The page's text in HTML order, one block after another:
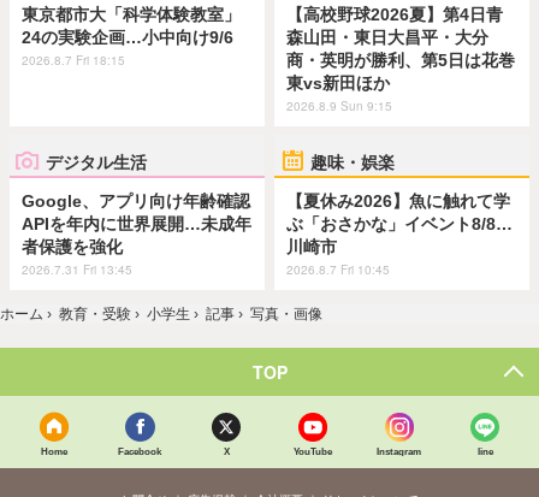
東京都市大「科学体験教室」
24の実験企画…小中向け9/6
2026.8.7 Fri 18:15
【高校野球2026夏】第4日青
森山田・東日大昌平・大分
商・英明が勝利、第5日は花巻
東vs新田ほか
2026.8.9 Sun 9:15
デジタル生活
Google、アプリ向け年齢確認
APIを年内に世界展開…未成年
者保護を強化
2026.7.31 Fri 13:45
趣味・娯楽
【夏休み2026】魚に触れて学
ぶ「おさかな」イベント8/8…
川崎市
2026.8.7 Fri 10:45
ホーム › 教育・受験 › 小学生 › 記事 › 写真・画像
TOP
Home Facebook X YouTube Instagram line